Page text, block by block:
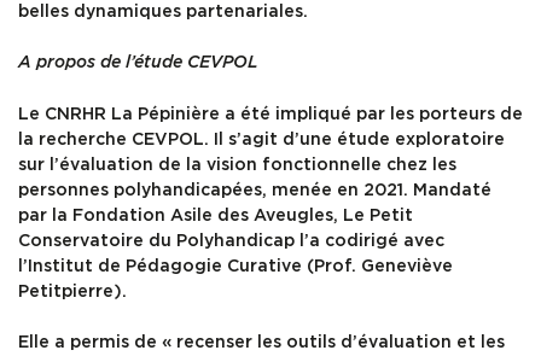
belles dynamiques partenariales.
A propos de l’étude CEVPOL
Le CNRHR La Pépinière a été impliqué par les porteurs de
la recherche CEVPOL. Il s’agit d’une étude exploratoire
sur l’évaluation de la vision fonctionnelle chez les
personnes polyhandicapées, menée en 2021. Mandaté
par la Fondation Asile des Aveugles, Le Petit
Conservatoire du Polyhandicap l’a codirigé avec
l’Institut de Pédagogie Curative (Prof. Geneviève
Petitpierre).
Elle a permis de « recenser les outils d’évaluation et les